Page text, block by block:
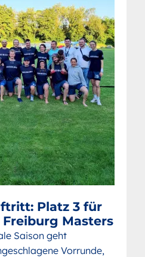
Platz 3 für
Masters
Saison geht
Vorrunde,